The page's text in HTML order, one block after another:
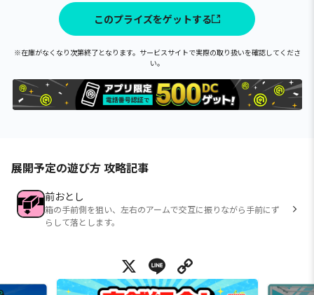
このプライズをゲットする
※在庫がなくなり次第終了となります。サービスサイトで実際の取り扱いを確認してくださ
い。
展開予定の遊び方 攻略記事
前おとし
箱の手前側を狙い、左右のアームで交互に振りながら手前にず
らして落とします。
X Line